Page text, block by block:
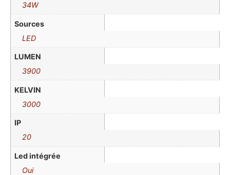
34W
Sources
LED
LUMEN
3900
KELVIN
3000
IP
20
Led intégrée
Oui